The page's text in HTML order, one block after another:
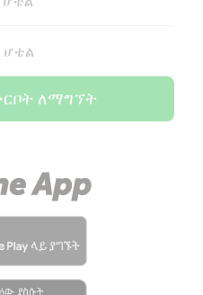
ሆቴል
ለማግኘት